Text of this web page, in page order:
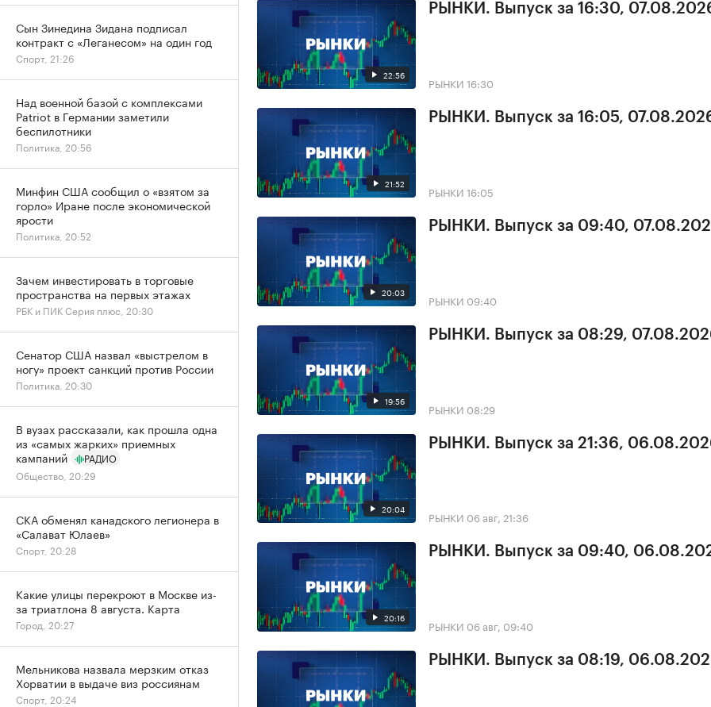
22:56
РЫНКИ. Выпуск за 16:30,
РЫНКИ 16:30
21:52
РЫНКИ. Выпуск за 16:05,
РЫНКИ 16:05
20:03
РЫНКИ. Выпуск за 09:40,
РЫНКИ 09:40
19:56
РЫНКИ. Выпуск за 08:29,
РЫНКИ 08:29
20:04
РЫНКИ. Выпуск за 21:36,
РЫНКИ 06 авг, 21:36
20:16
РЫНКИ. Выпуск за 09:40,
РЫНКИ 06 авг, 09:40
РЫНКИ. Выпуск за 08:19,
Сын Зинедина Зидана подписал
контракт с «Леганесом» на один год
Спорт, 21:26
Над военной базой с комплексами
Patriot в Германии заметили
беспилотники
Политика, 20:56
Минфин США сообщил о «взятом за
горло» Иране после экономической
ярости
Политика, 20:52
Зачем инвестировать в торговые
пространства на первых этажах
РБК и ПИК Серия плюс, 20:30
Сенатор США назвал «выстрелом в
ногу» проект санкций против России
Политика, 20:30
В вузах рассказали, как прошла одна
из «самых жарких» приемных
кампаний
РАДИО
Общество, 20:29
СКА обменял канадского легионера в
«Салават Юлаев»
Спорт, 20:28
Какие улицы перекроют в Москве из-
за триатлона 8 августа. Карта
Город, 20:27
Мельникова назвала мерзким отказ
Хорватии в выдаче виз россиянам
Спорт, 20:24